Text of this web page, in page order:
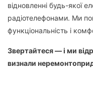
відновленні будь-якої
радіотелефонами. Ми
функціональність і
Звертайтеся — і ми
визнали